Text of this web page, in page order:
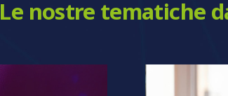
Le nostre tematiche